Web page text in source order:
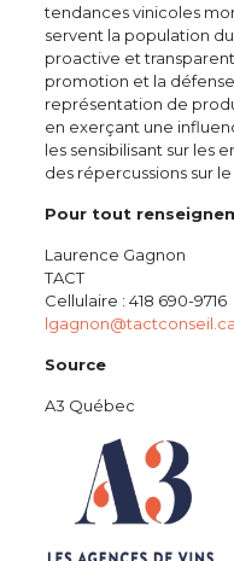
tendances vinicoles
servent la population
proactive et
promotion et la
représentation de
en exerçant une
les sensibilisant sur les
des répercussions sur
Pour tout
Laurence Gagnon
TACT
Cellulaire : 418 690-
lgagnon@tactconseil.ca
Source
A3 Québec